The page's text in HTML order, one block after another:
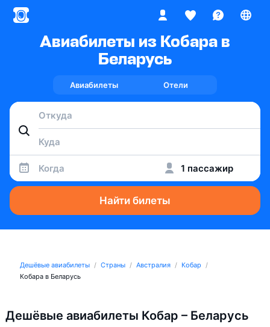
Авиабилеты из Кобара в
Беларусь
Авиабилеты Отели
Когда 1 пассажир
Найти билеты
Дешёвые авиабилеты Страны Австралия
Кобар
Кобара в Беларусь
Дешёвые авиабилеты Кобар – Беларусь